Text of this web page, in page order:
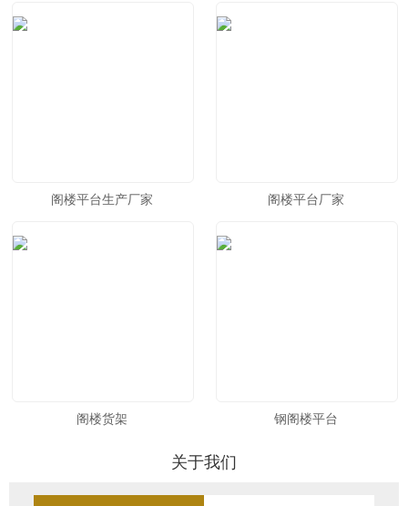
阁楼平台生产厂家 阁楼平台厂家
阁楼货架 钢阁楼平台
关于我们